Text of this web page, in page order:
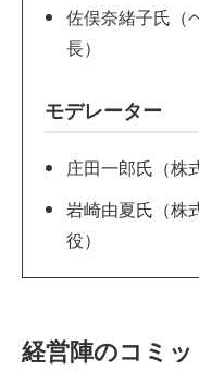
佐俣奈緒子氏（
長）
モデレーター
庄田一郎氏（株
岩崎由夏氏（株
役）
経営陣のコミ